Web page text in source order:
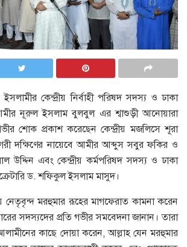
কেন্দ্রীয় নির্বাহী পরিষদ সদস্য ও ঢাকা
নূরুল ইসলাম বুলবুল এর শ্বাশুড়ী আনোয়ারা
শোক প্রকাশ করেছেন কেন্দ্রীয় মজলিসে শূরা
দক্ষিণের নায়েবে আমীর আব্দুস সবুর ফকির ও
উদ্দিন এবং কেন্দ্রীয় কর্মপরিষদ সদস্য ও ঢাকা
ড. শফিকুল ইসলাম মাসুদ।
মরহুমার রূহের মাগফেরাত কামনা করেন
সদস্যদের প্রতি গভীর সমবেদনা জানান। তারা
কাছে দোয়া করেন, আল্লাহ যেন মরহুমার